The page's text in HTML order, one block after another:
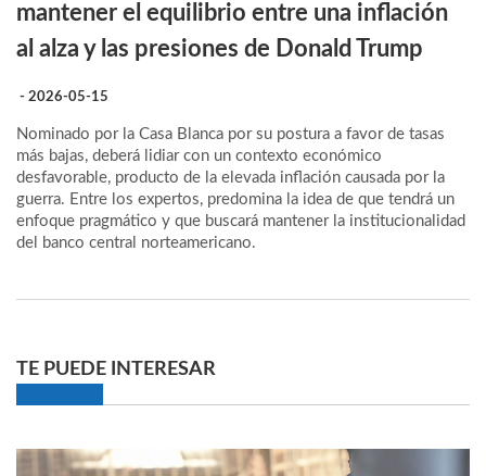
mantener el equilibrio entre una inflación
al alza y las presiones de Donald Trump
- 2026-05-15
Nominado por la Casa Blanca por su postura a favor de tasas
más bajas, deberá lidiar con un contexto económico
desfavorable, producto de la elevada inflación causada por la
guerra. Entre los expertos, predomina la idea de que tendrá un
enfoque pragmático y que buscará mantener la institucionalidad
del banco central norteamericano.
TE PUEDE INTERESAR